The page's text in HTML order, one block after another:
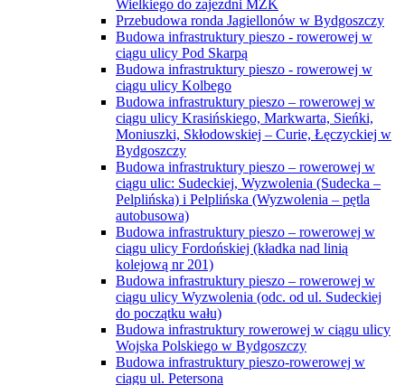
Wielkiego do zajezdni MZK
Przebudowa ronda Jagiellonów w Bydgoszczy
Budowa infrastruktury pieszo - rowerowej w
ciągu ulicy Pod Skarpą
Budowa infrastruktury pieszo - rowerowej w
ciągu ulicy Kolbego
Budowa infrastruktury pieszo – rowerowej w
ciągu ulicy Krasińskiego, Markwarta, Sieńki,
Moniuszki, Skłodowskiej – Curie, Łęczyckiej w
Bydgoszczy
Budowa infrastruktury pieszo – rowerowej w
ciągu ulic: Sudeckiej, Wyzwolenia (Sudecka –
Pelplińska) i Pelplińska (Wyzwolenia – pętla
autobusowa)
Budowa infrastruktury pieszo – rowerowej w
ciągu ulicy Fordońskiej (kładka nad linią
kolejową nr 201)
Budowa infrastruktury pieszo – rowerowej w
ciągu ulicy Wyzwolenia (odc. od ul. Sudeckiej
do początku wału)
Budowa infrastruktury rowerowej w ciągu ulicy
Wojska Polskiego w Bydgoszczy
Budowa infrastruktury pieszo-rowerowej w
ciągu ul. Petersona